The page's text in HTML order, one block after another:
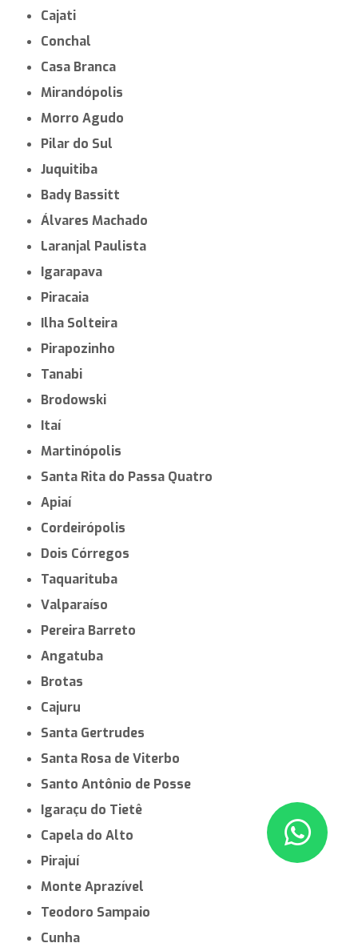
Cajati
Conchal
Casa Branca
Mirandópolis
Morro Agudo
Pilar do Sul
Juquitiba
Bady Bassitt
Álvares Machado
Laranjal Paulista
Igarapava
Piracaia
Ilha Solteira
Pirapozinho
Tanabi
Brodowski
Itaí
Martinópolis
Santa Rita do Passa Quatro
Apiaí
Cordeirópolis
Dois Córregos
Taquarituba
Valparaíso
Pereira Barreto
Angatuba
Brotas
Cajuru
Santa Gertrudes
Santa Rosa de Viterbo
Santo Antônio de Posse
Igaraçu do Tietê
Capela do Alto
Pirajuí
Monte Aprazível
Teodoro Sampaio
Cunha